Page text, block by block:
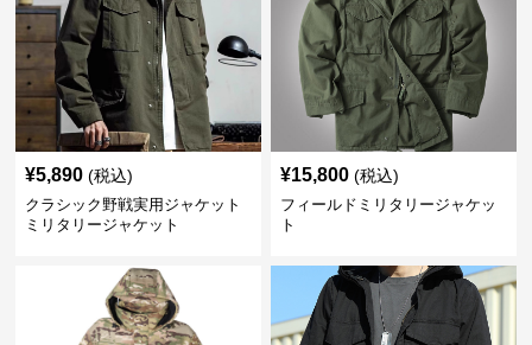
¥5,890 (税込)
クラシック野戦実用ジャケット
ミリタリージャケット
¥15,800 (税込)
フィールドミリタリージャケッ
ト